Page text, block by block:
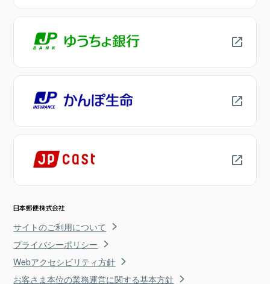
サイトのご利用について
プライバシーポリシー
Webアクセシビリティ方針
お客さま本位の業務運営に関する基本方針